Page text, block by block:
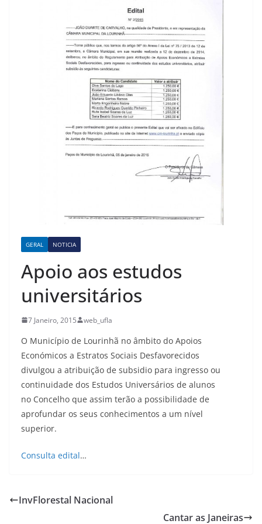
GERAL NOTICIA
Apoio aos estudos
universitários
7 Janeiro, 2015 web_ufla
O Município de Lourinhã no âmbito do Apoios
Económicos a Estratos Sociais Desfavorecidos
divulgou a atribuição de subsidio para ingresso ou
continuidade dos Estudos Universários de alunos
no Concelho que assim terão a possibilidade de
aprofundar os seus conhecimentos a um nível
superior.
Consulta edital…
InvFlorestal Nacional
Cantar as Janeiras